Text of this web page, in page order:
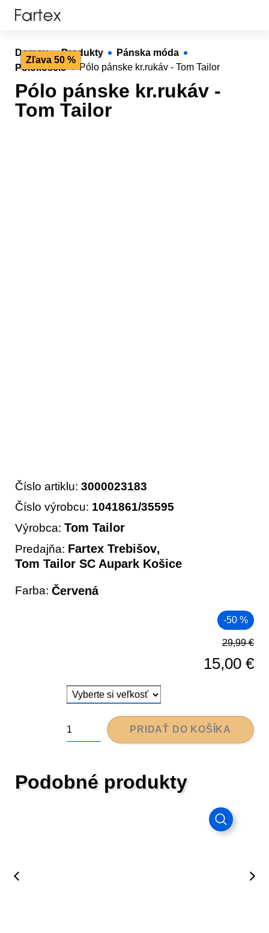
Domov Produkty
Pánska móda
Polokošele
Pólo pánske kr.rukáv - Tom Tailor
Pólo pánske kr.rukáv -
Tom Tailor
Zľava 50 %
Číslo artiklu: 3000023183
Číslo výrobcu: 1041861/35595
Výrobca: Tom Tailor
Predajňa: Fartex Trebišov,
Tom Tailor SC Aupark Košice
Farba: Červená
-50 %
29,99€
15,00 €
množstvo
kr.rukáv
-
PRIDAŤ DO KOŠÍKA
Podobné produkty